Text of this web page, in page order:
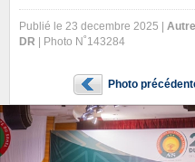
Publié le 23 decembre 2025 |
DR | Photo N˚143284
Photo